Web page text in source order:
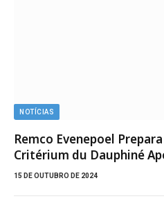
NOTÍCIAS
Remco Evenepoel
Critérium du Dauphiné
15 DE OUTUBRO DE 2024